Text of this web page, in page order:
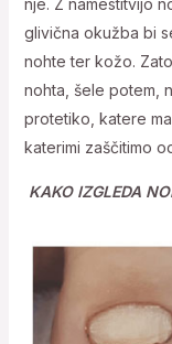
nje. Z namestitvijo
glivična okužba bi
nohte ter kožo.
nohta, šele potem,
protetiko, katere
katerimi zaščitimo
KAKO IZGLEDA